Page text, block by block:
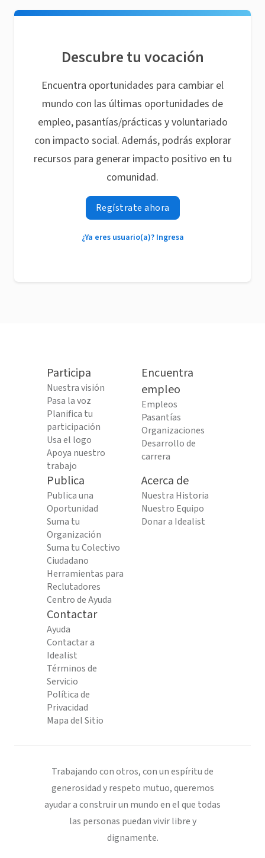
Descubre tu vocación
Encuentra oportunidades para cambiar el
mundo con las últimas oportunidades de
empleo, pasantías/prácticas y voluntariado
con impacto social. Además, podrás explorar
recursos para generar impacto positivo en tu
comunidad.
Regístrate ahora
¿Ya eres usuario(a)? Ingresa
Participa
Nuestra visión
Pasa la voz
Planifica tu
participación
Usa el logo
Apoya nuestro
trabajo
Encuentra
empleo
Empleos
Pasantías
Organizaciones
Desarrollo de
carrera
Publica
Publica una
Oportunidad
Suma tu
Organización
Suma tu Colectivo
Ciudadano
Herramientas para
Reclutadores
Centro de Ayuda
Acerca de
Nuestra Historia
Nuestro Equipo
Donar a Idealist
Contactar
Ayuda
Contactar a
Idealist
Términos de
Servicio
Política de
Privacidad
Mapa del Sitio
Trabajando con otros, con un espíritu de
generosidad y respeto mutuo, queremos
ayudar a construir un mundo en el que todas
las personas puedan vivir libre y
dignamente.